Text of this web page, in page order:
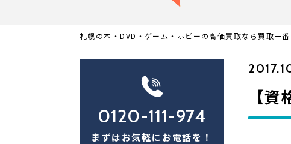
札幌の本・DVD・ゲーム・ホビーの高価買取なら買取一番
0120-111-974
まずはお気軽にお電話を！
【